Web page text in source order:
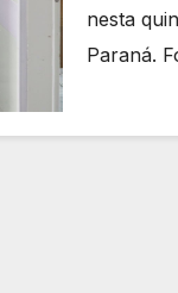
nesta
Paraná.